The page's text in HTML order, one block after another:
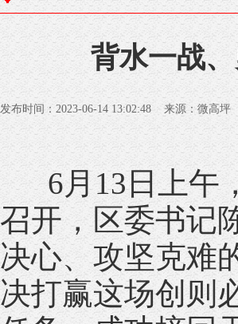
背水一战
发布时间：2023-06-14 13:02:48 来源：微高
6月13日上午
召开，区委书记
决心、攻坚克难
决打赢这场创则